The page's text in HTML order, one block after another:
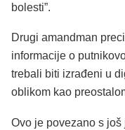
bolesti”.
Drugi amandman
informacije o
trebali biti izrađeni u
oblikom kao
Ovo je povezano s